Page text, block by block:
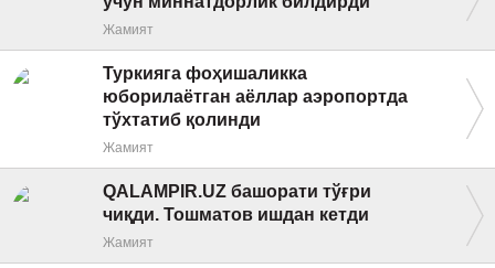
Жамият
Туркияга фоҳишаликка
юборилаётган аёллар аэропортда
тўхтатиб қолинди
Жамият
QALAMPIR.UZ башорати тўғри
чиқди. Тошматов ишдан кетди
Жамият